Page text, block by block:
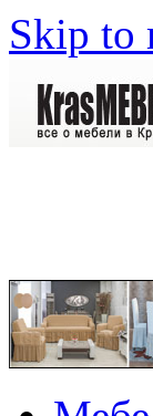
Skip to